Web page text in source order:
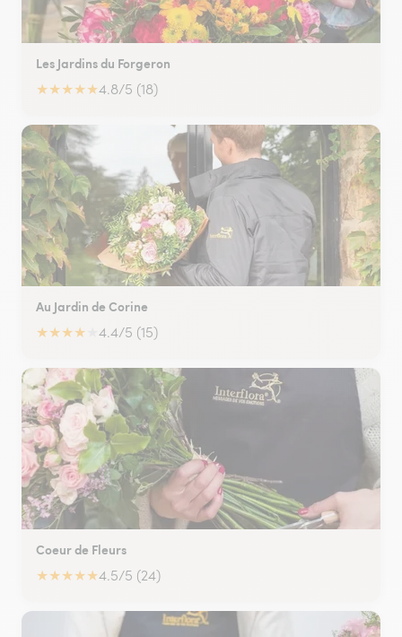
Les Jardins du Forgeron
★★★★★4.8/5 (18)
Au Jardin de Corine
★★★★ 4.4/5 (15)
Coeur de Fleurs
★★★★★4.5/5 (24)